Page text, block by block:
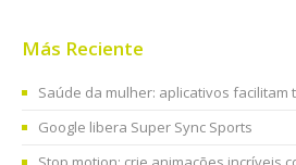
Más Reciente
Saúde da mulher: aplicativos
Google libera Super Sync Sports